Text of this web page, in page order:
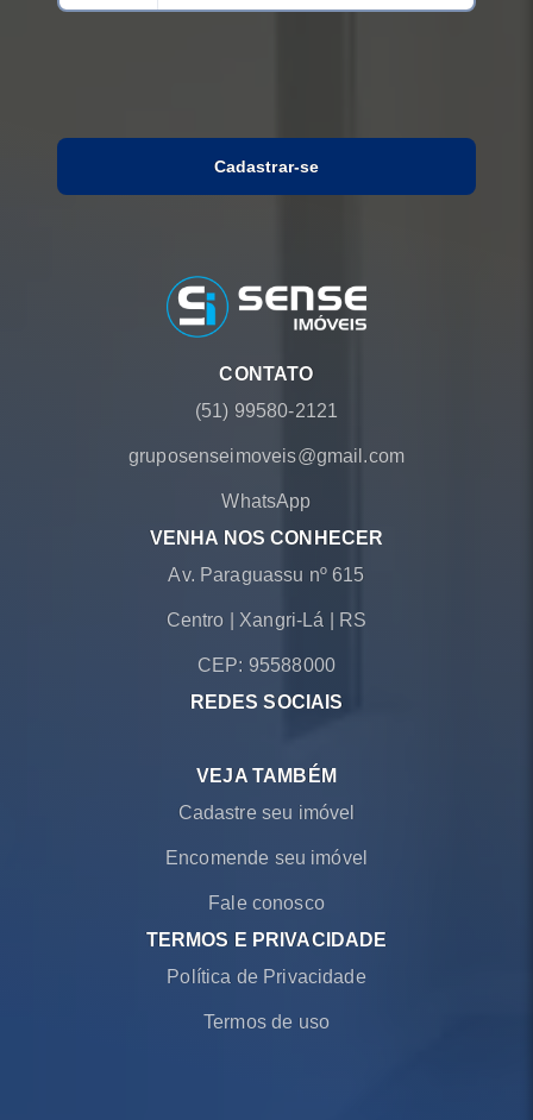
Cadastrar-se
CONTATO
(51) 99580-2121
gruposenseimoveis@gmail.com
WhatsApp
VENHA NOS CONHECER
Av. Paraguassu nº 615
Centro Xangri-Lá RS
CEP: 95588000
REDES SOCIAIS
VEJA TAMBÉM
Cadastre seu imóvel
Encomende seu imóvel
Fale conosco
TERMOS E PRIVACIDADE
Política de Privacidade
Termos de uso